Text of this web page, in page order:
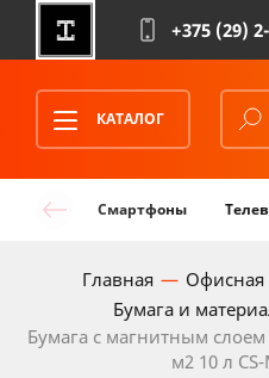
+375 (29)
КАТАЛОГ
Смартфоны
Главная
Офисная
Бумага и
Бумага с магнитным слоем
м2 10 л